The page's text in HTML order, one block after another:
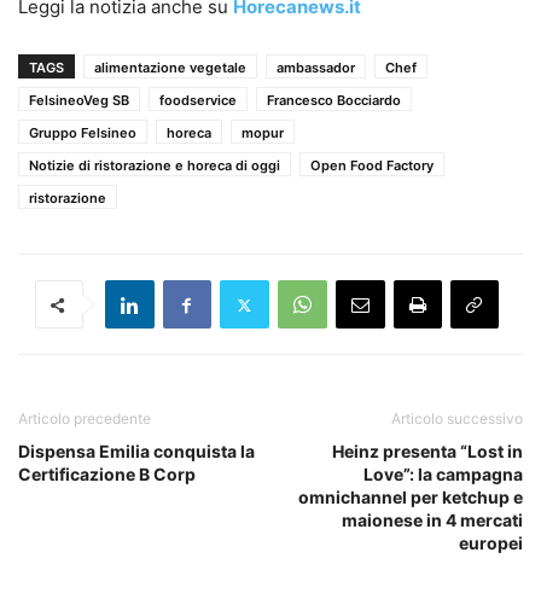
Leggi la notizia anche su Horecanews.it
TAGS alimentazione vegetale ambassador
Chef
FelsineoVeg SB
foodservice
Francesco Bocciardo
Gruppo Felsineo
horeca
mopur
Notizie di ristorazione e horeca di oggi
Open Food Factory
ristorazione
Articolo precedente
Dispensa Emilia conquista la
Certificazione B Corp
Articolo successivo
Heinz presenta “Lost in
Love”: la campagna
omnichannel per ketchup e
maionese in 4 mercati
europei